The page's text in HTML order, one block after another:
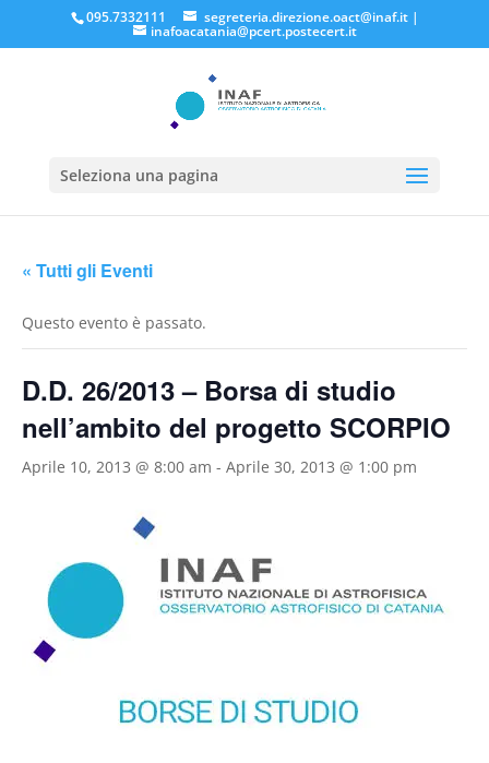
095.7332111 segreteria.direzione.oact@inaf.it|
inafoacatania@pcert.postecert.it
Seleziona una pagina
« Tutti gli Eventi
Questo evento è passato.
D.D. 26/2013 – Borsa di studio
nell’ambito del progetto SCORPIO
Aprile 10, 2013 @ 8:00 am - Aprile 30, 2013 @ 1:00 pm